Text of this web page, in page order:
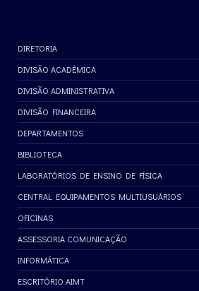
DIRETORIA
DIVISÃO ACADÊMICA
DIVISÃO ADMINISTRATIVA
DIVISÃO FINANCEIRA
DEPARTAMENTOS
BIBLIOTECA
LABORATÓRIOS DE ENSINO DE FÍSICA
CENTRAL EQUIPAMENTOS MULTIUSUÁRIOS
OFICINAS
ASSESSORIA COMUNICAÇÃO
INFORMÁTICA
ESCRITÓRIO AIMT